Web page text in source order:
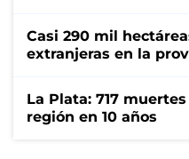
Casi 290 mil
extranjeras en la
La Plata: 717
región en 10 años